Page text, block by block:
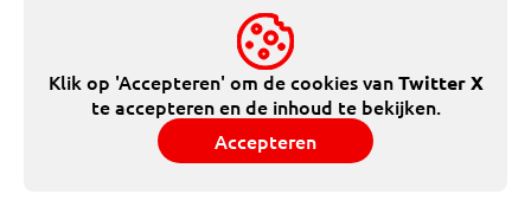
Klik op 'Accepteren' om de cookies vanTwitter X
te accepteren en de inhoud te bekijken.
Accepteren